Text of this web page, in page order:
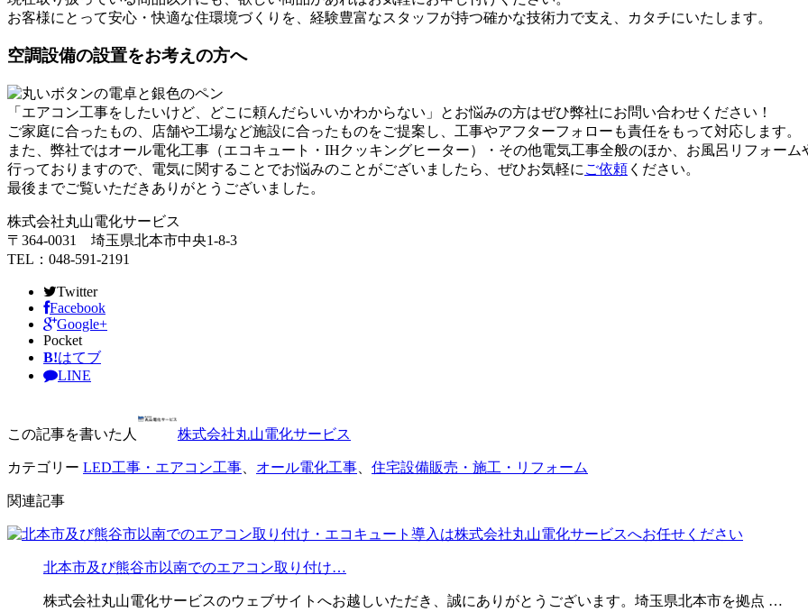
お客様にとって安心・快適な住環境づくりを、経験豊富なスタッフが持つ確かな技術力で支え、カタチにいたします。
空調設備の設置をお考えの方へ
「エアコン工事をしたいけど、どこに頼んだらいいかわからない」とお悩みの方はぜひ弊社にお問い合わせください！
ご家庭に合ったもの、店舗や工場など施設に合ったものをご提案し、工事やアフターフォローも責任をもって対応します。
また、弊社ではオール電化工事（エコキュート・IHクッキングヒーター）・その他電気工事全般のほか、お風呂リフォー
行っておりますので、電気に関することでお悩みのことがございましたら、ぜひお気軽に ご依頼 ください。
最後までご覧いただきありがとうございました。
株式会社丸山電化サービス
〒364-0031 埼玉県北本市中央1-8-3
TEL：048-591-2191
Twitter
Facebook
Google+
Pocket
B!はてブ
LINE
この記事を書いた人 株式会社丸山電化サービス
カテゴリー LED工事・エアコン工事 オール電化工事 住宅設備販売・施工・リフォーム
関連記事
北本市及び熊谷市以南でのエアコン取り付け…
株式会社丸山電化サービスのウェブサイトへお越しいただき、誠にありがとうございます。埼玉県北本市を拠点 …